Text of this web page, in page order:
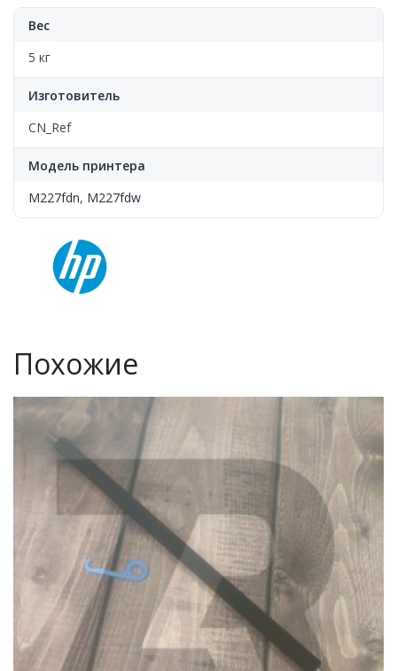
Вес
5 кг
Изготовитель
CN_Ref
Модель принтера
M227fdn, M227fdw
Похожие